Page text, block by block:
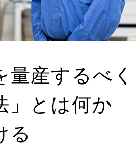
量産するべく
」とは何か
る